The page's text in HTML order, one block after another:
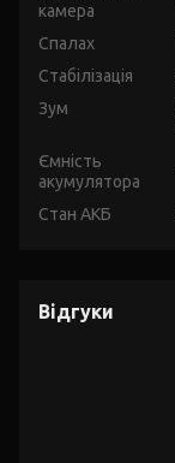
камера
Спалах
Стабілізація
Зум
Ємність
акумулятора
Стан АКБ
Відгуки